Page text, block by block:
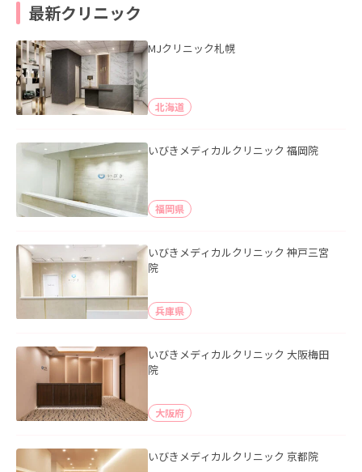
最新クリニック
MJクリニック札幌
北海道
いびきメディカルクリニック 福岡院
福岡県
いびきメディカルクリニック 神戸三宮
院
兵庫県
いびきメディカルクリニック 大阪梅田
院
大阪府
いびきメディカルクリニック 京都院